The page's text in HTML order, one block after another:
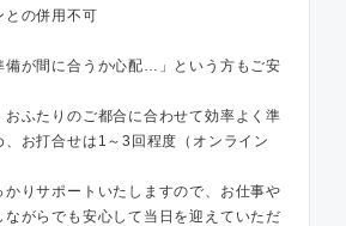
の併用不可
備が間に合うか心配…」という方もご安
おふたりのご都合に合わせて効率よく準
、お打合せは1～3回程度（オンライン
かりサポートいたしますので、お仕事や
ながらでも安心して当日を迎えていただ